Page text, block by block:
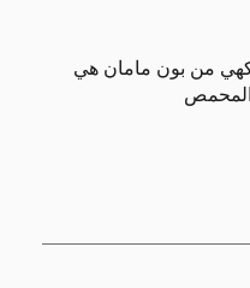
من بون مامان هي
المحمص